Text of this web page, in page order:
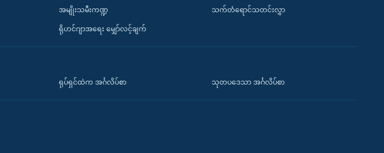
အမျိုးသမီးကဏ္ဍ
ရိုဟင်ဂျာအရေး မျှော်လင့်ချက်
သက်တံရောင်သတင်းလွှာ
ရုပ်ရှင်ထဲက အင်္ဂလိပ်စာ သုတပဒေသာ အင်္ဂလိပ်စာ